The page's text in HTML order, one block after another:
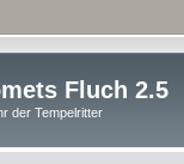
Fluch 2.5
der Tempelritter